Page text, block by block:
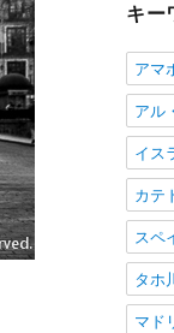
キー
アマ
アル
イス
カテ
スペ
タホ
マド